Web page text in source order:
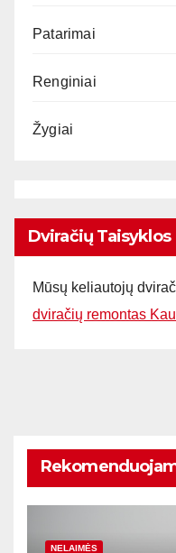
Patarimai
Renginiai
Žygiai
Dviračių Taisyklos
Mūsų keliautojų
dviračių remontas
NELAIMĖS